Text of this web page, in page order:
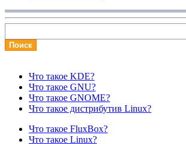
Что такое KDE?
Что такое GNU?
Что такое GNOME?
Что такое дистрибутив Linux?
Что такое FluxBox?
Что такое Linux?